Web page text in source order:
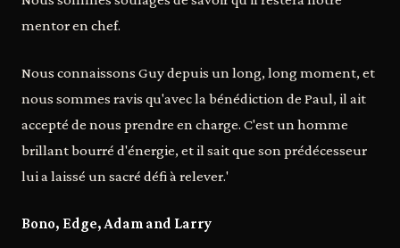
mentor en chef.
Nous connaissons Guy depuis un long, long moment, et
nous sommes ravis qu'avec la bénédiction de Paul, il ait
accepté de nous prendre en charge. C'est un homme
brillant bourré d'énergie, et il sait que son prédécesseur
lui a laissé un sacré défi à relever.'
Bono, Edge, Adam and Larry